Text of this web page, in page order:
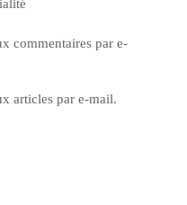
commentaires par e-
articles par e-mail.